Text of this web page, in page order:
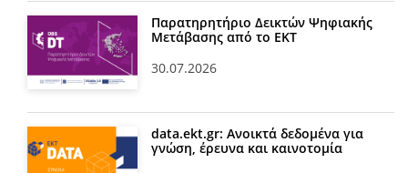
Παρατηρητήριο Δεικτών Ψηφιακής
Μετάβασης από το ΕΚΤ
30.07.2026
data.ekt.gr: Ανοικτά δεδομένα για
γνώση, έρευνα και καινοτομία